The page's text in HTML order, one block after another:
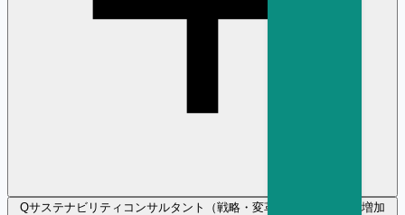
Qサステナビリティコンサルタント（戦略・変革） の採用需要は増加